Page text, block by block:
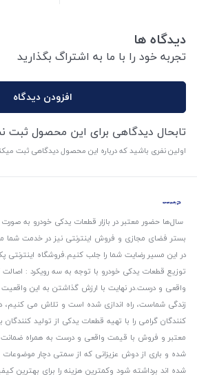
دیدگاه ها
تجربه خود را با ما به اشتراگ بگذارید
افزودن دیدگاه
تابحال دیدگاهی برای این محصول ثبت
اولین نفری باشید که درباره این محصول دیدگاهی ثبت
سال‌ها حضور معتبر در بازار قطعات یدکی خودرو به
بستر فضای مجازی و فروش اینترنتی نیز در خدمت شما
در این مسیر رضایت شما را جلب کنیم.فروشگاه
توزیع قطعات یدکی خودرو با توجه به سه رویکرد :
واقعی و درست.در نهایت با ارزش گذاشتن به این
زندگی شماست، راه اندازی شده است و تلاش می کنیم،
کنندگان گرامی را با تهیه قطعات یدکی از تولید کنندگان
معتبر و فروش با قیمت واقعی و درست به همراه ضمانت
شده و باری از دوش عزیزانی که از سمتی دچار
شده اند برداشته شود و‌کمترین هزینه را برای بهترین